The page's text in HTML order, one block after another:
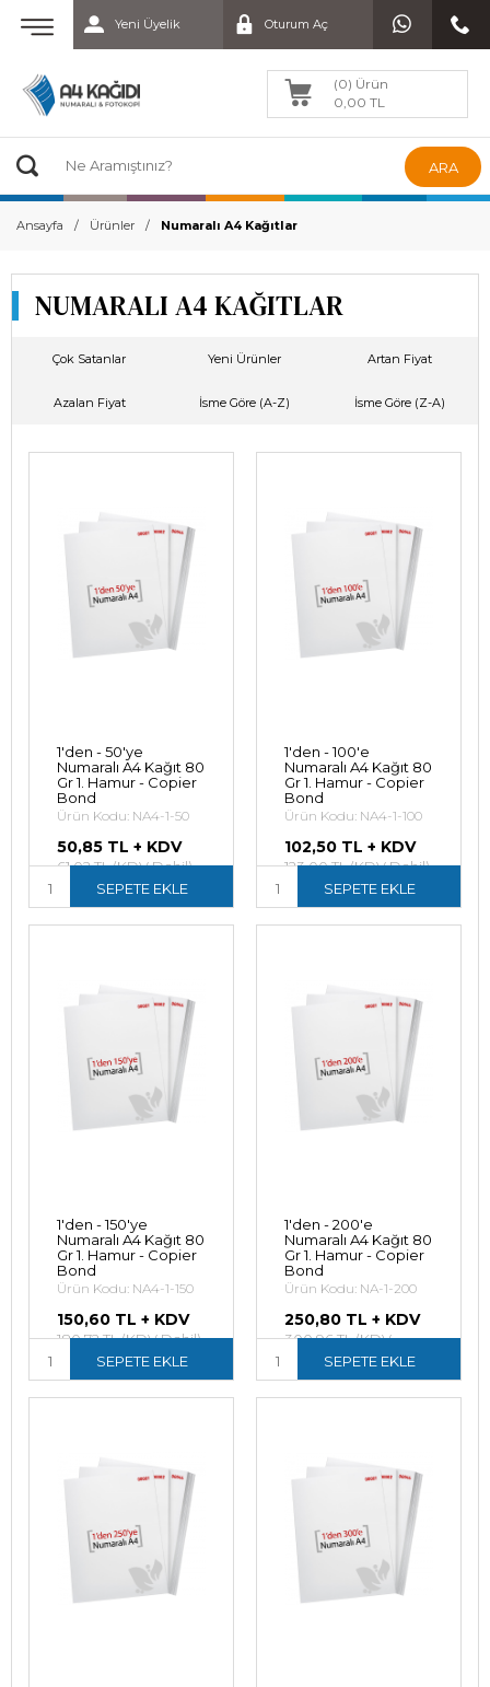
Yeni Üyelik Oturum Aç
(0) Ürün
0,00 TL
ARA
Ansayfa Ürünler Numaralı A4 Kağıtlar
NUMARALI A4 KAĞITLAR
Çok Satanlar Yeni Ürünler Artan Fiyat
Azalan Fiyat İsme Göre (A-Z) İsme Göre (Z-A)
1'den - 50'ye
Numaralı A4 Kağıt 80
Gr 1. Hamur - Copier
Bond
Ürün Kodu: NA4-1-50
50,85 TL + KDV
61,02 TL (KDV Dahil)
SEPETE EKLE
1'den - 100'e
Numaralı A4 Kağıt 80
Gr 1. Hamur - Copier
Bond
Ürün Kodu: NA4-1-100
102,50 TL + KDV
123,00 TL (KDV Dahil)
SEPETE EKLE
1'den - 150'ye
Numaralı A4 Kağıt 80
Gr 1. Hamur - Copier
Bond
Ürün Kodu: NA4-1-150
150,60 TL + KDV
180,72 TL (KDV Dahil)
SEPETE EKLE
1'den - 200'e
Numaralı A4 Kağıt 80
Gr 1. Hamur - Copier
Bond
Ürün Kodu: NA-1-200
250,80 TL + KDV
300,96 TL (KDV
SEPETE EKLE